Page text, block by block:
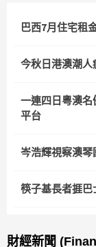
巴西7月住宅租
今秋日港澳潮人
一連四日粵澳
平台
岑浩輝視察澳琴
筷子基長者捱
財經新聞